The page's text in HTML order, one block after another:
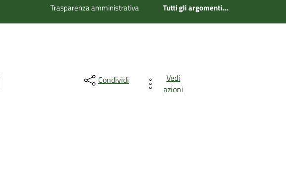
Trasparenza amministrativa Tutti gli argomenti...
Condividi
Vedi
azioni